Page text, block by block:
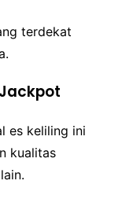
terdekat
es keliling ini
kualitas